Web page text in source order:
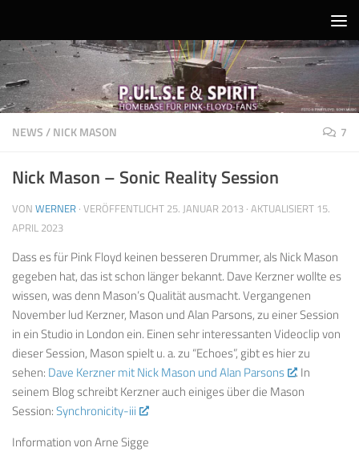
NEWS/NICK MASON 7
Nick Mason – Sonic Reality Session
VON WERNER · VERÖFFENTLICHT 25. JANUAR 2013 · AKTUALISIERT 15.
APRIL 2023
Dass es für Pink Floyd keinen besseren Drummer, als Nick Mason
gegeben hat, das ist schon länger bekannt. Dave Kerzner wollte es
wissen, was denn Mason’s Qualität ausmacht. Vergangenen
November lud Kerzner, Mason und Alan Parsons, zu einer Session
in ein Studio in London ein. Einen sehr interessanten Videoclip von
dieser Session, Mason spielt u. a. zu “Echoes”, gibt es hier zu
sehen: Dave Kerzner mit Nick Mason und Alan Parsons
. In
seinem Blog schreibt Kerzner auch einiges über die Mason
Session:Synchronicity-iii
Information von Arne Sigge